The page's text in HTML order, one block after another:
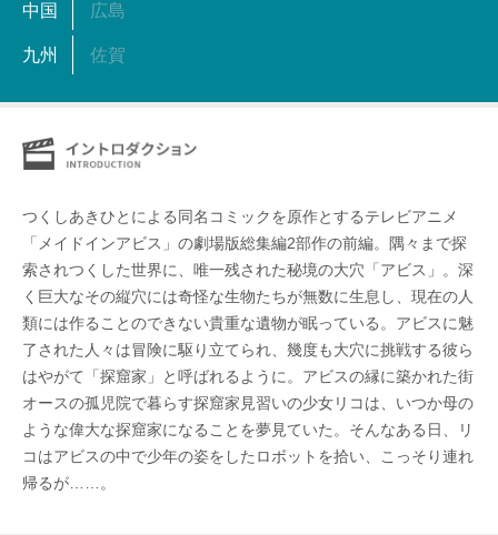
中国 広島
九州 佐賀
つくしあきひとによる同名コミックを原作とするテレビアニメ
「メイドインアビス」の劇場版総集編2部作の前編。隅々まで探
索されつくした世界に、唯一残された秘境の大穴「アビス」。深
く巨大なその縦穴には奇怪な生物たちが無数に生息し、現在の人
類には作ることのできない貴重な遺物が眠っている。アビスに魅
了された人々は冒険に駆り立てられ、幾度も大穴に挑戦する彼ら
はやがて「探窟家」と呼ばれるように。アビスの縁に築かれた街
オースの孤児院で暮らす探窟家見習いの少女リコは、いつか母の
ような偉大な探窟家になることを夢見ていた。そんなある日、リ
コはアビスの中で少年の姿をしたロボットを拾い、こっそり連れ
帰るが……。